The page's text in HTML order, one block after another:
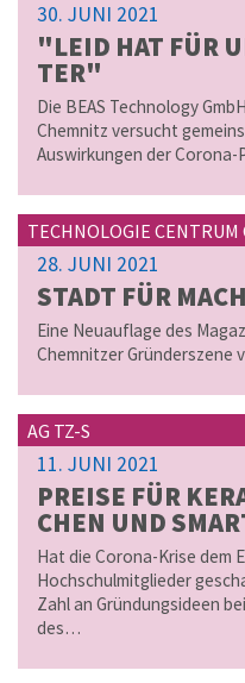
30. JUNI 2021
"LEID HAT FÜR
TER"
Die BEAS Technology
Chemnitz versucht
Auswirkungen der
TECHNOLOGIE
28. JUNI 2021
STADT FÜR
Eine Neuauflage des
Chemnitzer Gründerszene
AG TZ-S
11. JUNI 2021
PREI­SE FÜR
CHEN UND
Hat die Corona-Krise dem
Hochschulmitglieder
Zahl an Gründungsideen
des…